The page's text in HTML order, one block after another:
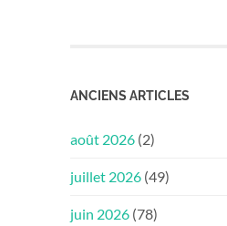
ANCIENS ARTICLES
août 2026 (2)
juillet 2026 (49)
juin 2026 (78)